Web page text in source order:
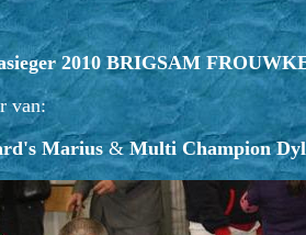
2010 BRIGSAM
van:
Marius &Multi Champion